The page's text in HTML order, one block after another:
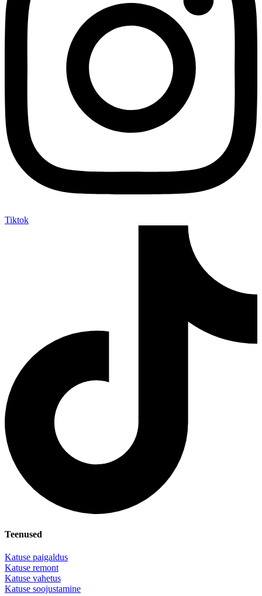
Tiktok
Teenused
Katuse paigaldus
Katuse remont
Katuse vahetus
Katuse soojustamine